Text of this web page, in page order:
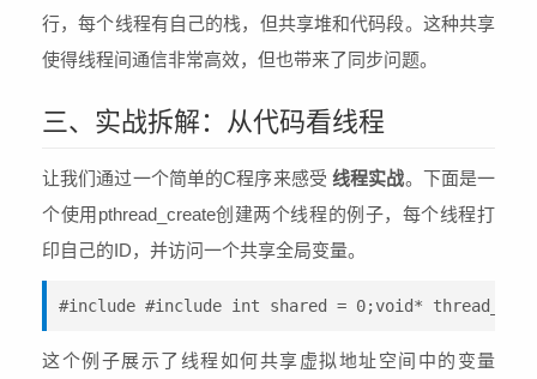
行，每个线程有自己的栈，但共享堆和代码段。这种共享
使得线程间通信非常高效，但也带来了同步问题。
三、实战拆解：从代码看线程
让我们通过一个简单的C程序来感受线程实战。下面是一
个使用pthread_create创建两个线程的例子，每个线程打
印自己的ID，并访问一个共享全局变量。
#include #include int shared = 0;void*
这个例子展示了线程如何共享虚拟地址空间中的变量